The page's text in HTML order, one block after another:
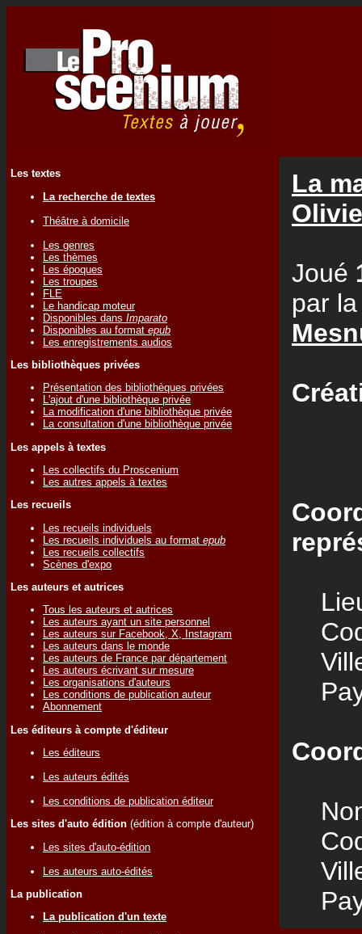
Les textes
La recherche de textes
Théâtre à domicile
Les genres
Les thèmes
Les époques
Les troupes
FLE
Le handicap moteur
Disponibles dans Imparato
Disponibles au format epub
Les enregistrements audios
Les bibliothèques privées
Présentation des bibliothèques privées
L'ajout d'une bibliothèque privée
La modification d'une bibliothèque privée
La consultation d'une bibliothèque privée
Les appels à textes
Les collectifs du Proscenium
Les autres appels à textes
Les recueils
Les recueils individuels
Les recueils individuels au format epub
Les recueils collectifs
Scènes d'expo
Les auteurs et autrices
Tous les auteurs et autrices
Les auteurs ayant un site personnel
Les auteurs sur Facebook, X, Instagram
Les auteurs dans le monde
Les auteurs de France par département
Les auteurs écrivant sur mesure
Les organisations d'auteurs
Les conditions de publication auteur
Abonnement
Les éditeurs à compte d'éditeur
Les éditeurs
Les auteurs édités
Les conditions de publication éditeur
Les sites d'auto édition (édition à compte d'auteur)
Les sites d'auto-édition
Les auteurs auto-édités
La publication
La publication d'un texte
La
Joué
par